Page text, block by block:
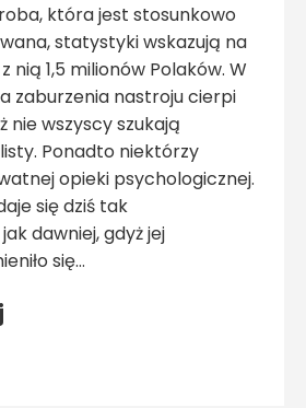
która jest stosunkowo
statystyki wskazują na
nią 1,5 milionów Polaków. W
zaburzenia nastroju cierpi
nie wszyscy szukają
Ponadto niektórzy
opieki psychologicznej.
się dziś tak
dawniej, gdyż jej
się…